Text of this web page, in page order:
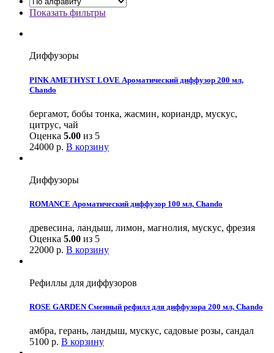
Показать фильтры
Диффузоры
PINK AMETHYST LOVE Ароматический диффузор 200 мл,
Chando
бергамот, бобы тонка, жасмин, кориандр, мускус,
цитрус, чай
Оценка 5.00 из 5
24000 р. В корзину
Диффузоры
ROMANCE Ароматический диффузор 100 мл, Chando
древесина, ландыш, лимон, магнолия, мускус, фрезия
Оценка 5.00 из 5
22000 р. В корзину
Рефиллы для диффузоров
ROSE GARDEN Сменный рефилл для диффузора 200 мл, Chando
амбра, герань, ландыш, мускус, садовые розы, сандал
5100 р. В корзину